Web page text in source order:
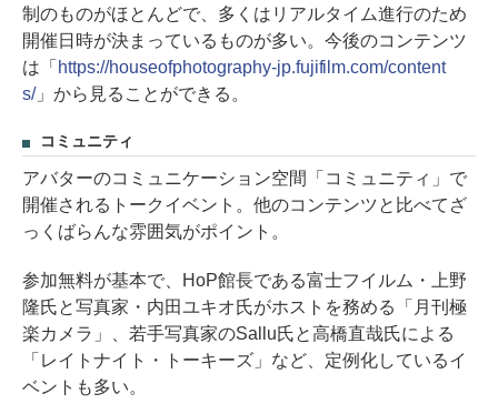
制のものがほとんどで、多くはリアルタイム進行のため
開催日時が決まっているものが多い。今後のコンテンツ
は「 https://houseofphotography-jp.fujifilm.com/content
s/」から見ることができる。
コミュニティ
アバターのコミュニケーション空間「コミュニティ」で
開催されるトークイベント。他のコンテンツと比べてざ
っくばらんな雰囲気がポイント。
参加無料が基本で、HoP館長である富士フイルム・上野
隆氏と写真家・内田ユキオ氏がホストを務める「月刊極
楽カメラ」、若手写真家のSallu氏と高橋直哉氏による
「レイトナイト・トーキーズ」など、定例化しているイ
ベントも多い。